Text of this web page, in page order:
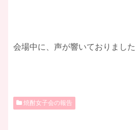
会場中に、声が響いておりました
焼酎女子会の報告